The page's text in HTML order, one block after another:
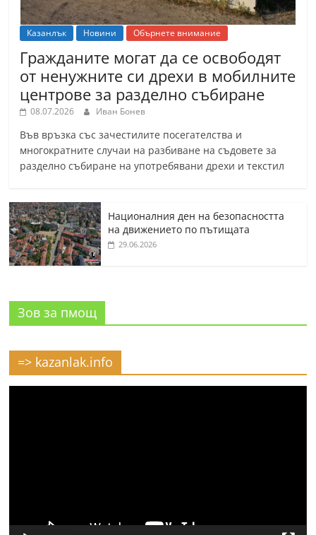
Казанлък Новини Обърнете внимание
Гражданите могат да се освободят
от ненужните си дрехи в мобилните
центрове за разделно събиране
08.07.2026 Иван Бонев
Във връзка със зачестилите посегателства и
многократните случаи на разбиване на съдовете за
разделно събиране на употребявани дрехи и текстил
Националния ден на безопасността
на движението по пътищата
29.06.2026
Зов за пмощ
=> kazanlak.info